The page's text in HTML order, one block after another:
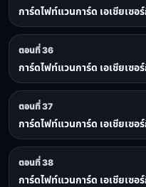
การ์ดไฟท์แวนการ์ด เอเชียเซ
ตอนที่ 36
การ์ดไฟท์แวนการ์ด เอเชียเซ
ตอนที่ 37
การ์ดไฟท์แวนการ์ด เอเชียเซ
ตอนที่ 38
การ์ดไฟท์แวนการ์ด เอเชียเซ